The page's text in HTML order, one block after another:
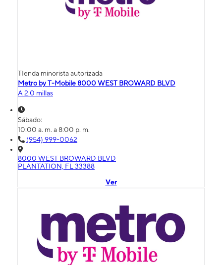
TIenda minorista autorizada
Metro by T-Mobile 8000 WEST BROWARD BLVD
A 2.0 millas
Sábado:
10:00 a. m. a 8:00 p. m.
(954) 999-0062
8000 WEST BROWARD BLVD
PLANTATION, FL 33388
Ver